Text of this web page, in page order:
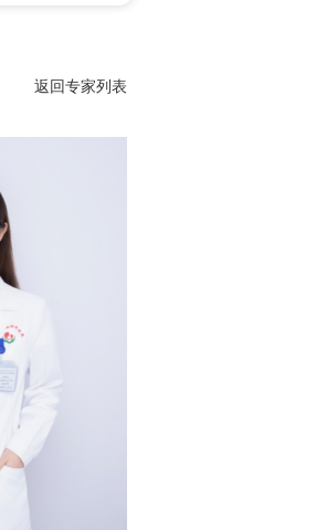
返回专家列表